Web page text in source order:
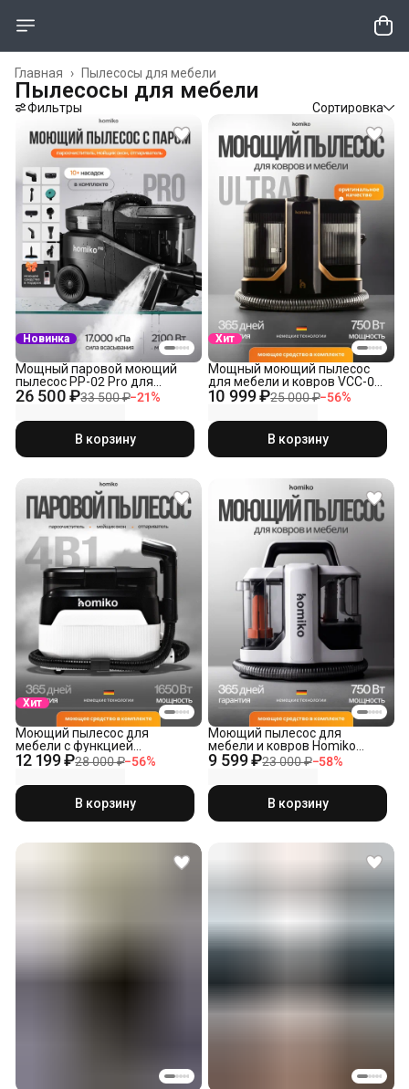
Пылесосы для мебели
Главная ›
Пылесосы для мебели
Фильтры Сортировка
Новинка
26 500 ₽33 500 ₽−21%
Мощный паровой моющий
пылесос PP-02 Pro для
химчистки мебели, авто,
ковров
В корзину
Хит
10 999 ₽25 000 ₽−56%
Мощный моющий пылесос
для мебели и ковров VCC-04
Ultra
В корзину
Хит
12 199 ₽28 000 ₽−56%
Моющий пылесос для
мебели с функцией
пароочистителя PP-01
В корзину
9 599 ₽23 000 ₽−58%
Моющий пылесос для
мебели и ковров Homiko
VCC-01, химчистка для дома
и салона автомобиля,
мощный
В корзину